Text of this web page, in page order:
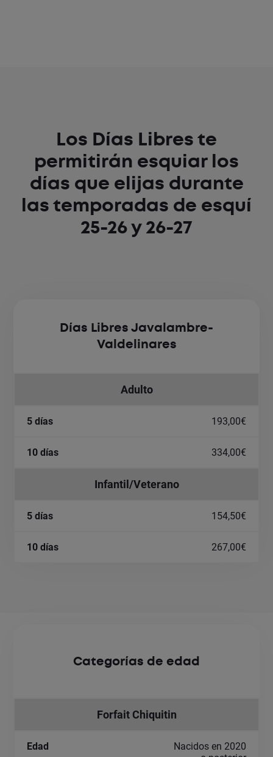
Los Días Libres te
permitirán esquiar los
días que elijas durante
las temporadas de esquí
25-26 y 26-27
Días Libres Javalambre-
Valdelinares
Adulto
193,00€
334,00€
Infantil/Veterano
154,50€
267,00€
Categorías de edad
Forfait Chiquitin
Nacidos en 2020